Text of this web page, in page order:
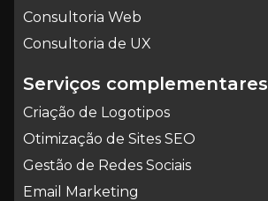
Consultoria Web
Consultoria de UX
Serviços complementares
Criação de Logotipos
Otimização de Sites SEO
Gestão de Redes Sociais
Email Marketing